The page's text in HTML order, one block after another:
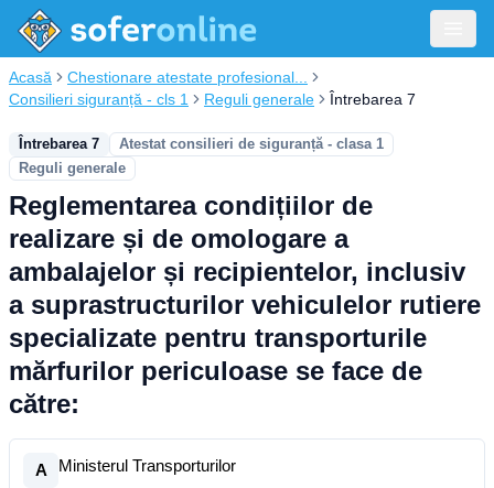
Acasă
Chestionare atestate profesional...
Consilieri siguranță - cls 1
Reguli generale Întrebarea 7
Întrebarea 7
Atestat consilieri de siguranță - clasa 1
Reguli generale
Reglementarea condițiilor de
realizare și de omologare a
ambalajelor și recipientelor, inclusiv
a suprastructurilor vehiculelor rutiere
specializate pentru transporturile
mărfurilor periculoase se face de
către:
A Ministerul Transporturilor